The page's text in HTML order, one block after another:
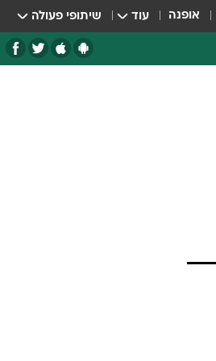
אופנה עוד שיתופי פעולה